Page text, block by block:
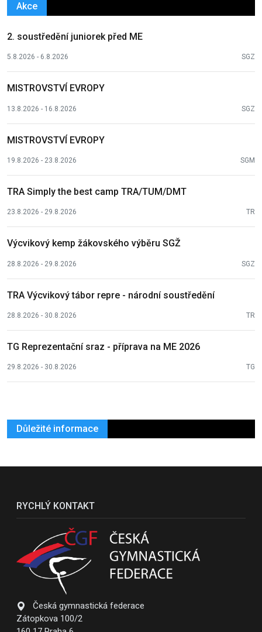
Akce
2. soustředění juniorek před ME
5.8.2026 - 6.8.2026 SGZ
MISTROVSTVÍ EVROPY
13.8.2026 - 16.8.2026 SGZ
MISTROVSTVÍ EVROPY
19.8.2026 - 23.8.2026 SGM
TRA Simply the best camp TRA/TUM/DMT
23.8.2026 - 29.8.2026 TR
Výcvikový kemp žákovského výběru SGŽ
28.8.2026 - 29.8.2026 SGZ
TRA Výcvikový tábor repre - národní soustředění
28.8.2026 - 30.8.2026 TR
TG Reprezentační sraz - příprava na ME 2026
29.8.2026 - 30.8.2026 TG
Důležité informace
RYCHLÝ KONTAKT
Česká gymnastická federace
Zátopkova 100/2